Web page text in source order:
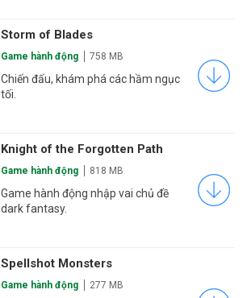
Storm of Blades
Game hành động 758 MB
Chiến đấu, khám phá các hầm ngục
tối.
Knight of the Forgotten Path
Game hành động 818 MB
Game hành động nhập vai chủ đề
dark fantasy.
Spellshot Monsters
Game hành động 277 MB